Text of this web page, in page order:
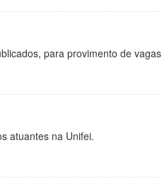
para provimento de
atuantes na Unifei.